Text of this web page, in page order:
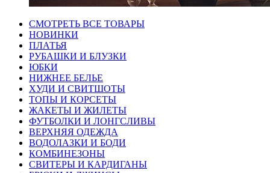
СМОТРЕТЬ ВСЕ ТОВАРЫ
НОВИНКИ
ПЛАТЬЯ
РУБАШКИ И БЛУЗКИ
ЮБКИ
НИЖНЕЕ БЕЛЬЕ
ХУДИ И СВИТШОТЫ
ТОПЫ И КОРСЕТЫ
ЖАКЕТЫ И ЖИЛЕТЫ
ФУТБОЛКИ И ЛОНГСЛИВЫ
ВЕРХНЯЯ ОДЕЖДА
ВОДОЛАЗКИ И БОДИ
КОМБИНЕЗОНЫ
СВИТЕРЫ И КАРДИГАНЫ